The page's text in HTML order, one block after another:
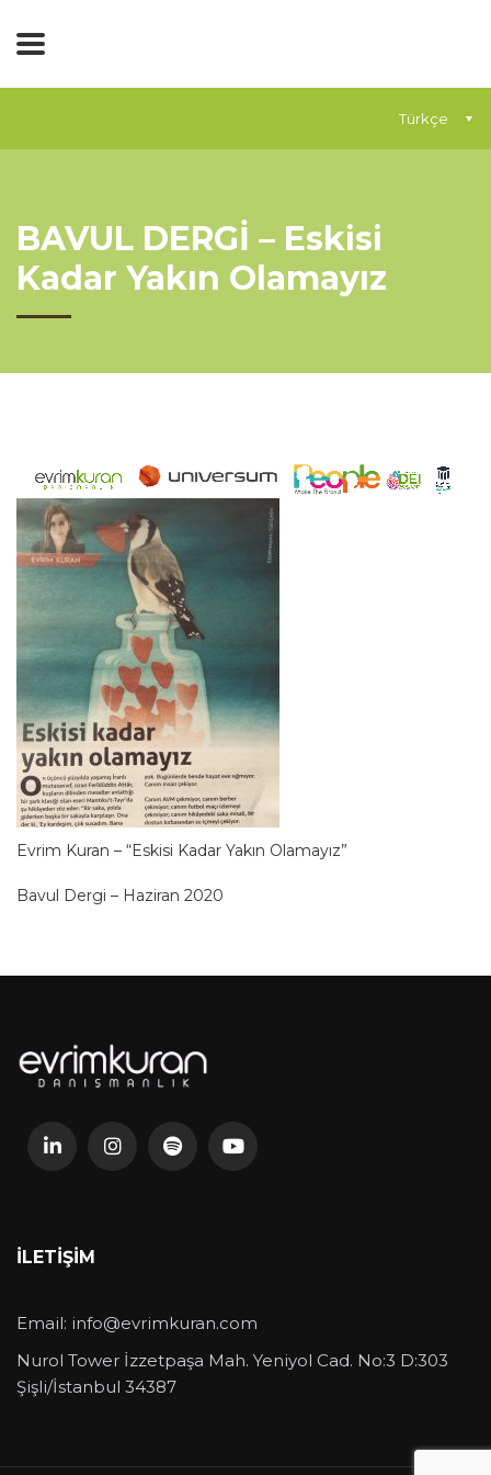
Türkçe
BAVUL DERGİ – Eskisi
Kadar Yakın Olamayız
Evrim Kuran – “Eskisi Kadar Yakın Olamayız”
Bavul Dergi – Haziran 2020
İLETIŞIM
Email: info@evrimkuran.com
Nurol Tower İzzetpaşa Mah. Yeniyol Cad. No:3 D:303
Şişli/İstanbul 34387